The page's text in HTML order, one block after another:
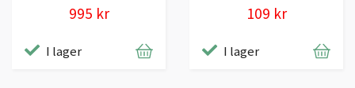
995 kr
I lager
109 kr
I lager